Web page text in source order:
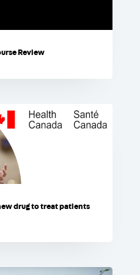
Review
drug to treat patients